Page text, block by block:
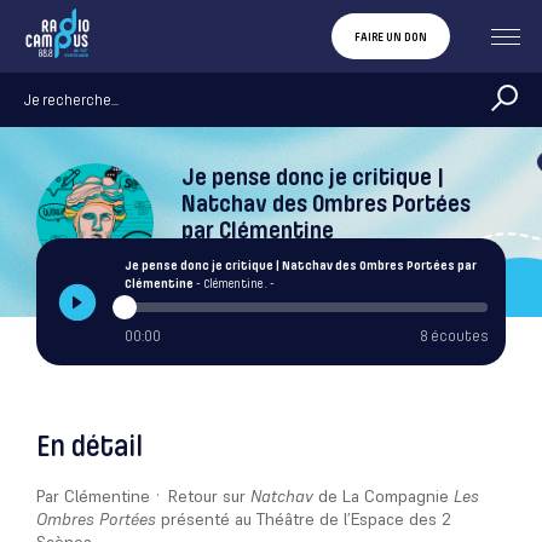
FAIRE UN DON
Je pense donc je critique |
Natchav des Ombres Portées
par Clémentine
Je pense donc je critique | Natchav des Ombres Portées par
Clémentine - Clémentine . -
00:00 8 écoutes
En détail
Par Clémentine · Retour sur Natchav de La Compagnie Les
Ombres Portées présenté au Théâtre de l’Espace des 2